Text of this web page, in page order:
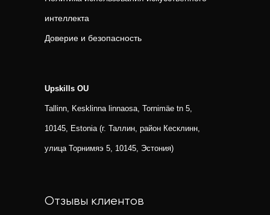
интеллекта
Доверие и безопасность
Upskills OU
Tallinn, Kesklinna linnaosa, Tornimäe tn 5,
10145, Estonia (г. Таллин, район Кесклинн,
улица Торнимяэ 5, 10145, Эстония)
Отзывы клиентов